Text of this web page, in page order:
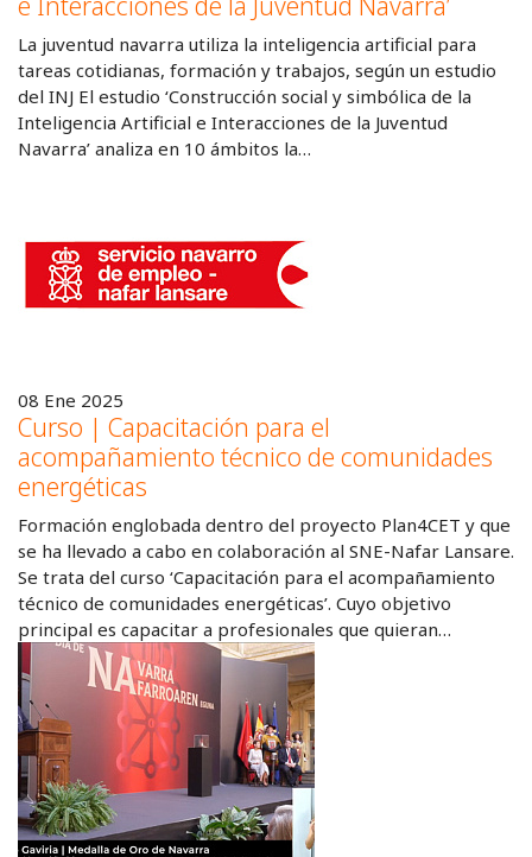
La juventud navarra utiliza la inteligencia artificial para
tareas cotidianas, formación y trabajos, según un estudio
del INJ El estudio ‘Construcción social y simbólica de la
Inteligencia Artificial e Interacciones de la Juventud
Navarra’ analiza en 10 ámbitos la…
08 Ene 2025
Curso | Capacitación para el
acompañamiento técnico de comunidades
energéticas
Formación englobada dentro del proyecto Plan4CET y que
se ha llevado a cabo en colaboración al SNE-Nafar Lansare.
Se trata del curso ‘Capacitación para el acompañamiento
técnico de comunidades energéticas’. Cuyo objetivo
principal es capacitar a profesionales que quieran…